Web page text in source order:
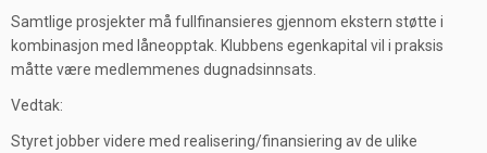
Samtlige prosjekter må fullfinansieres gjennom ekstern støtte i
kombinasjon med låneopptak. Klubbens egenkapital vil i praksis
måtte være medlemmenes dugnadsinnsats.
Vedtak:
Styret jobber videre med realisering/finansiering av de ulike